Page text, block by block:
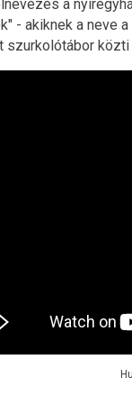
a
- akiknek a neve
szurkolótábor